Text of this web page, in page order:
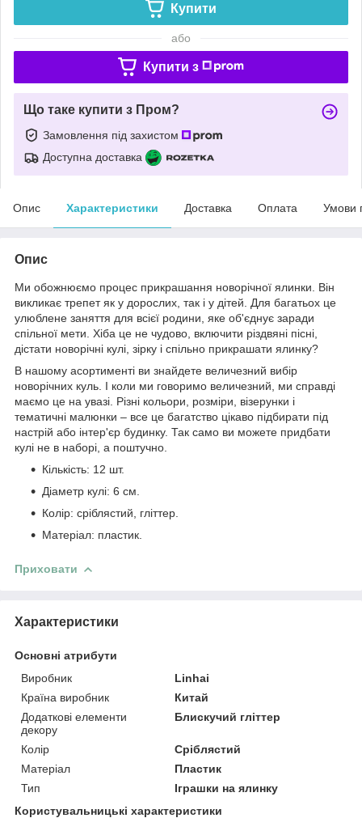
Купити
або
Купити з
Що таке купити з Пром?
Замовлення під захистом
Доступна доставка
Опис Характеристики Доставка Оплата Умови
Опис
Ми обожнюємо процес прикрашання новорічної ялинки. Він
викликає трепет як у дорослих, так і у дітей. Для багатьох це
улюблене заняття для всієї родини, яке об'єднує заради
спільної мети. Хіба це не чудово, включити різдвяні пісні,
дістати новорічні кулі, зірку і спільно прикрашати ялинку?
В нашому асортименті ви знайдете величезний вибір
новорічних куль. І коли ми говоримо величезний, ми справді
маємо це на увазі. Різні кольори, розміри, візерунки і
тематичні малюнки – все це багатство цікаво підбирати під
настрій або інтер'єр будинку. Так само ви можете придбати
кулі не в наборі, а поштучно.
Кількість: 12 шт.
Діаметр кулі: 6 см.
Колір: сріблястий, гліттер.
Матеріал: пластик.
Приховати
Характеристики
Основні атрибути
Виробник
Linhai
Країна виробник
Китай
Додаткові елементи
декору
Блискучий гліттер
Колір
Сріблястий
Матеріал
Пластик
Тип
Іграшки на ялинку
Користувальницькі характеристики